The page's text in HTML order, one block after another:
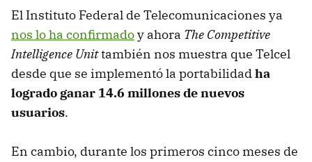
El Instituto Federal de Telecomunicaciones ya
nos lo ha confirmadoy ahora The Competitive
Intelligence Unittambién nos muestra que Telcel
desde que se implementó la portabilidadha
logrado ganar 14.6 millones de nuevos
usuarios.
En cambio, durante los primeros cinco meses de